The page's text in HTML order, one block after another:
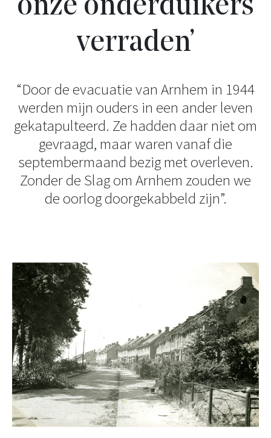
onze onderduikers
verraden’
“Door de evacuatie van Arnhem in 1944
werden mijn ouders in een ander leven
gekatapulteerd. Ze hadden daar niet om
gevraagd, maar waren vanaf die
septembermaand bezig met overleven.
Zonder de Slag om Arnhem zouden we
de oorlog doorgekabbeld zijn”.